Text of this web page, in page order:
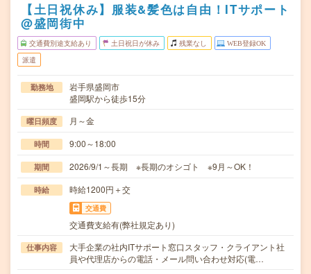
【土日祝休み】服装&髪色は自由！ITサポート
@盛岡街中
交通費別途支給あり 土日祝日が休み 残業なし WEB登録OK
派遣
勤務地
岩手県盛岡市
盛岡駅から徒歩15分
曜日頻度 月～金
時間 9:00～18:00
期間 2026/9/1～長期 ※長期のオシゴト ※9月～OK！
時給 時給1200円＋交
交通費
交通費支給有(弊社規定あり)
仕事内容
大手企業の社内ITサポート窓口スタッフ・クライアント社
員や代理店からの電話・メール問い合わせ対応(電…